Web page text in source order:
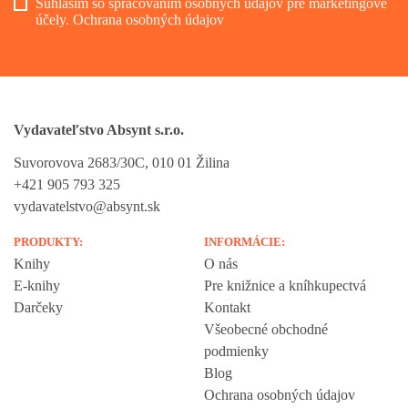
Súhlasím so spracovaním osobných údajov pre marketingové
účely. Ochrana osobných údajov
Vydavateľstvo Absynt s.r.o.
Suvorovova 2683/30C, 010 01 Žilina
+421 905 793 325
vydavatelstvo@absynt.sk
PRODUKTY:
Knihy
E-knihy
Darčeky
INFORMÁCIE:
O nás
Pre knižnice a kníhkupectvá
Kontakt
Všeobecné obchodné
podmienky
Blog
Ochrana osobných údajov